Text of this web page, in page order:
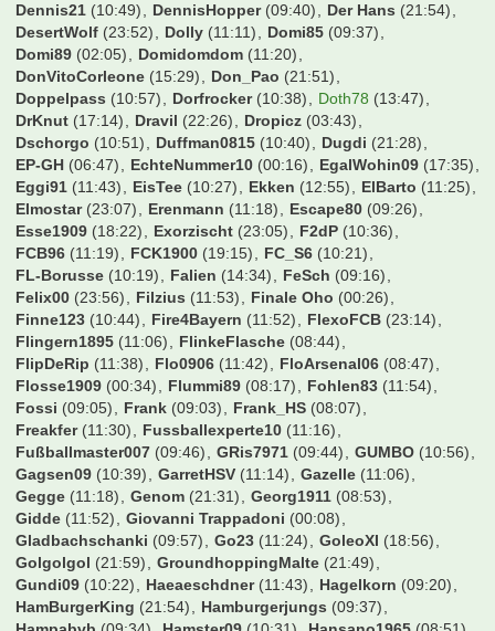
Dennis21 (10:49) DennisHopper(09:40) Der Hans (21:54)
DesertWolf (23:52) Dolly (11:11) Domi85 (09:37)
Domi89 (02:05) Domidomdom (11:20)
DonVitoCorleone (15:29) Don_Pao (21:51)
Doppelpass (10:57) Dorfrocker(10:38) Doth78 (13:47)
DrKnut (17:14) Dravil (22:26) Dropicz (03:43)
Dschorgo (10:51) Duffman0815 (10:40) Dugdi (21:28)
EP-GH (06:47) EchteNummer10 (00:16) EgalWohin09 (17:35)
Eggi91 (11:43) EisTee (10:27) Ekken (12:55) ElBarto (11:25)
Elmostar(23:07) Erenmann (11:18) Escape80 (09:26)
Esse1909 (18:22) Exorzischt (23:05) F2dP (10:36)
FCB96 (11:19) FCK1900 (19:15) FC_S6 (10:21)
FL-Borusse (10:19) Falien (14:34) FeSch (09:16)
Felix00 (23:56) Filzius (11:53) Finale Oho (00:26)
Finne123 (10:44) Fire4Bayern (11:52) FlexoFCB (23:14)
Flingern1895 (11:06) FlinkeFlasche (08:44)
FlipDeRip (11:38) Flo0906 (11:42) FloArsenal06 (08:47)
Flosse1909 (00:34) Flummi89 (08:17) Fohlen83 (11:54)
Fossi (09:05) Frank (09:03) Frank_HS (08:07)
Freakfer(11:30) Fussballexperte10 (11:16)
Fußballmaster007 (09:46) GRis7971 (09:44) GUMBO (10:56)
Gagsen09 (10:39) GarretHSV (11:14) Gazelle (11:06)
Gegge (11:18) Genom (21:31) Georg1911 (08:53)
Gidde (11:52) Giovanni Trappadoni (00:08)
Gladbachschanki (09:57) Go23 (11:24) GoleoXI (18:56)
Golgolgol (21:59) GroundhoppingMalte (21:49)
Gundi09 (10:22) Haeaeschdner(11:43) Hagelkorn (09:20)
HamBurgerKing (21:54) Hamburgerjungs (09:37)